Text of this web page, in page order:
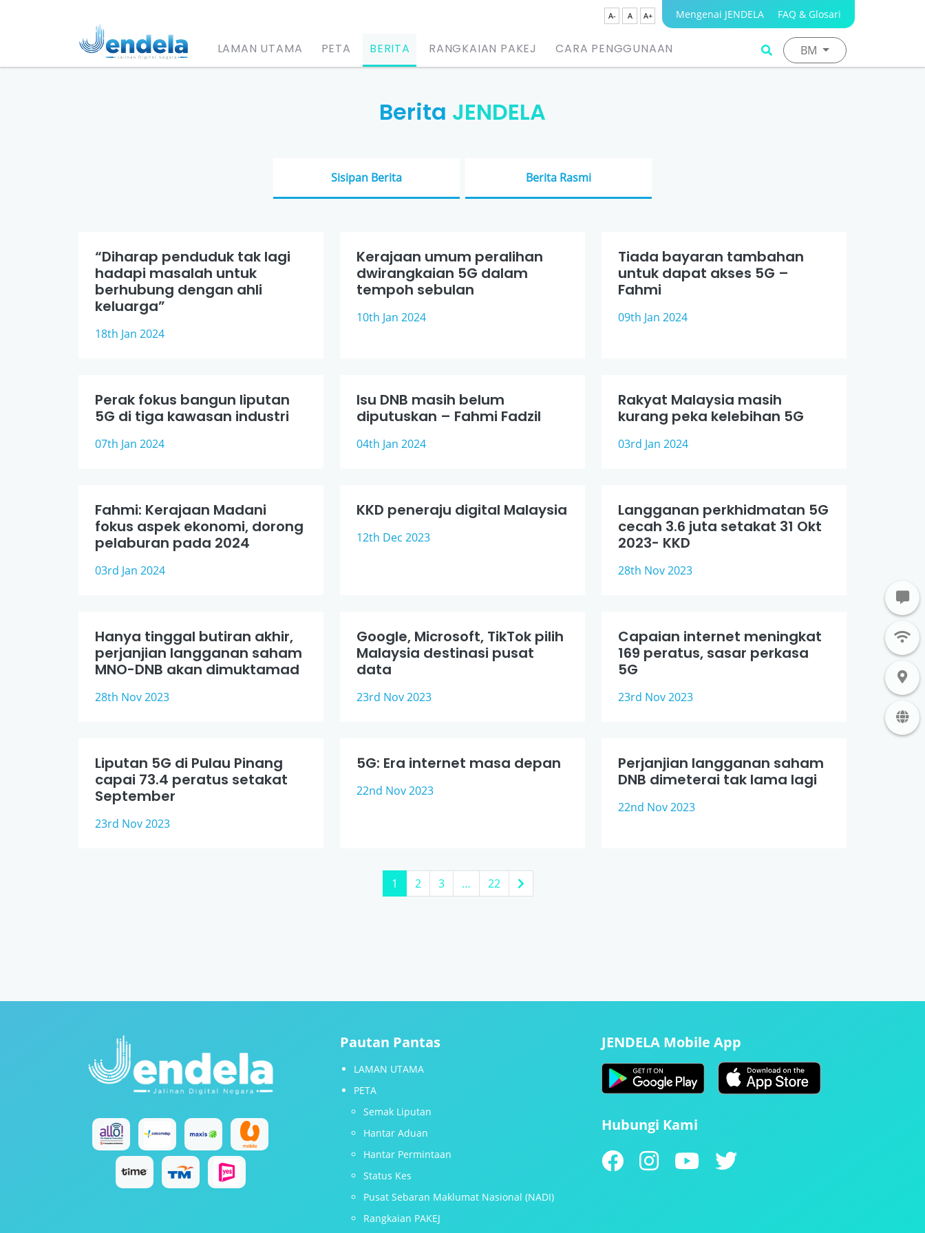
A- A A+ Mengenai JENDELA FAQ & Glosari
LAMAN UTAMA PETA BERITA RANGKAIAN PAKEJ CARA PENGGUNAAN BM
Berita JENDELA
Sisipan Berita Berita Rasmi
“Diharap penduduk tak lagi
hadapi masalah untuk
berhubung dengan ahli
keluarga”
18th Jan 2024
Kerajaan umum peralihan
dwirangkaian 5G dalam
tempoh sebulan
10th Jan 2024
Tiada bayaran tambahan
untuk dapat akses 5G –
Fahmi
09th Jan 2024
Perak fokus bangun liputan
5G di tiga kawasan industri
07th Jan 2024
Isu DNB masih belum
diputuskan – Fahmi Fadzil
04th Jan 2024
Rakyat Malaysia masih
kurang peka kelebihan 5G
03rd Jan 2024
Fahmi: Kerajaan Madani
fokus aspek ekonomi, dorong
pelaburan pada 2024
03rd Jan 2024
KKD peneraju digital Malaysia
12th Dec 2023
Langganan perkhidmatan 5G
cecah 3.6 juta setakat 31 Okt
2023- KKD
28th Nov 2023
Hanya tinggal butiran akhir,
perjanjian langganan saham
MNO-DNB akan dimuktamad
28th Nov 2023
Google, Microsoft, TikTok pilih
Malaysia destinasi pusat
data
23rd Nov 2023
Capaian internet meningkat
169 peratus, sasar perkasa
5G
23rd Nov 2023
Liputan 5G di Pulau Pinang
capai 73.4 peratus setakat
September
23rd Nov 2023
5G: Era internet masa depan
22nd Nov 2023
Perjanjian langganan saham
DNB dimeterai tak lama lagi
22nd Nov 2023
1 2 3 … 22
Pautan Pantas
LAMAN UTAMA
PETA
Semak Liputan
Hantar Aduan
Hantar Permintaan
Status Kes
Pusat Sebaran Maklumat Nasional (NADI)
Rangkaian PAKEJ
JENDELA Mobile App
Hubungi Kami